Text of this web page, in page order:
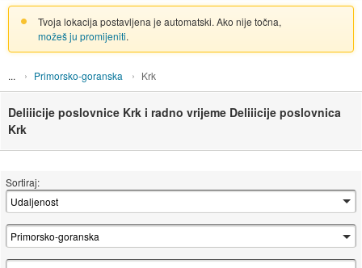
Tvoja lokacija postavljena je automatski. Ako nije točna,
možeš ju promijeniti.
Primorsko-goranska Krk
Deliiicije poslovnice Krk i radno vrijeme Deliiicije poslovnica
Krk
Sortiraj: